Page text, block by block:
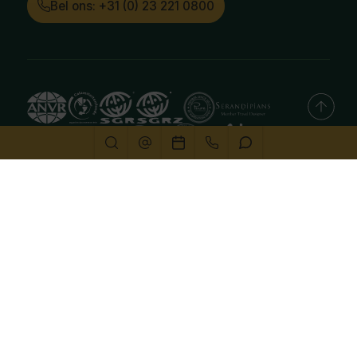
Bel ons: +31 (0) 23 221 0800